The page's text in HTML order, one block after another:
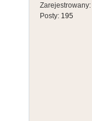
Zarejestrowany:
Posty: 195